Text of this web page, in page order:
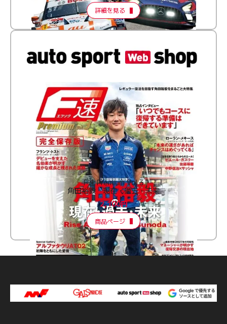
詳細を見る
F速 Premium Vol.3
角田裕毅 現在・過去・未来
2,100円
商品ページ